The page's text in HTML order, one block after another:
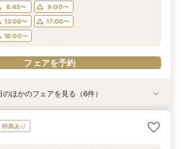
フェアを予約
18:00〜
フェアを予約
フェアを予約
18:00〜
フェアを予約
18:00〜
フェアを予約
18:00〜
フェアを予約
18:00〜
フェアを予約
8:45〜
9:00〜
13:00〜
17:00〜
18:00〜
フェアを予約
人数で叶える結婚式】ゲストに感謝を伝える
トホームWD
ォト婚・挙式のみ・家族婚もOK】結婚準備
でも相談会◆
件目以降の見学の方】見積比較！会場見学＆
試食つき相談
園挙式ORチャペル挙式》【来館でアマギフ1
ど最大7万ギフト×最大150万特典】緑溢れる
理重視の方必見BIGフェア】特選牛シャトー
アン×オマールコース試食＆クリスタルチャ
特典あり
～70名おすすめ会場】豪華試食×チャペル
場見学×じっくり見積相談｜来館7万ギフト
のほかのフェアを見る（6件）
特典あり